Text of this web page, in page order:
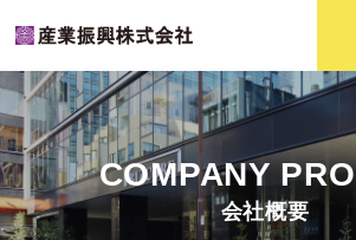
COMPANY
会社概要